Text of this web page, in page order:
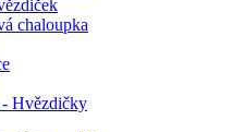
chaloupka
Hvězdičky